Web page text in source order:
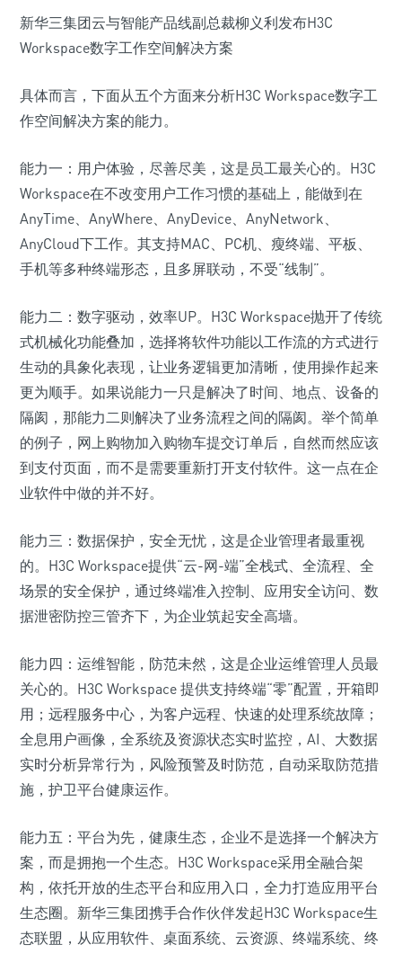
新华三集团云与智能产品线副总裁柳义利发布H3C
Workspace数字工作空间解决方案
具体而言，下面从五个方面来分析H3C Workspace数字工
作空间解决方案的能力。
能力一：用户体验，尽善尽美，这是员工最关心的。H3C
Workspace在不改变用户工作习惯的基础上，能做到在
AnyTime、AnyWhere、AnyDevice、AnyNetwork、
AnyCloud下工作。其支持MAC、PC机、瘦终端、平板、
手机等多种终端形态，且多屏联动，不受“线制”。
能力二：数字驱动，效率UP。H3C Workspace抛开了传统
式机械化功能叠加，选择将软件功能以工作流的方式进行
生动的具象化表现，让业务逻辑更加清晰，使用操作起来
更为顺手。如果说能力一只是解决了时间、地点、设备的
隔阂，那能力二则解决了业务流程之间的隔阂。举个简单
的例子，网上购物加入购物车提交订单后，自然而然应该
到支付页面，而不是需要重新打开支付软件。这一点在企
业软件中做的并不好。
能力三：数据保护，安全无忧，这是企业管理者最重视
的。H3C Workspace提供“云-网-端”全栈式、全流程、全
场景的安全保护，通过终端准入控制、应用安全访问、数
据泄密防控三管齐下，为企业筑起安全高墙。
能力四：运维智能，防范未然，这是企业运维管理人员最
关心的。H3C Workspace 提供支持终端“零”配置，开箱即
用；远程服务中心，为客户远程、快速的处理系统故障；
全息用户画像，全系统及资源状态实时监控，AI、大数据
实时分析异常行为，风险预警及时防范，自动采取防范措
施，护卫平台健康运作。
能力五：平台为先，健康生态，企业不是选择一个解决方
案，而是拥抱一个生态。H3C Workspace采用全融合架
构，依托开放的生态平台和应用入口，全力打造应用平台
生态圈。新华三集团携手合作伙伴发起H3C Workspace生
态联盟，从应用软件、桌面系统、云资源、终端系统、终